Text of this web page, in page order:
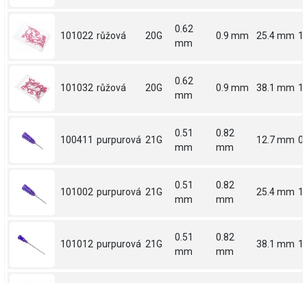
101022 růžová 20G
0.62
mm
0.9 mm 25.4 mm 1
101032 růžová 20G
0.62
mm
0.9 mm 38.1 mm
100411 purpurová 21G
0.51
mm
0.82
mm
12.7 mm
101002 purpurová 21G
0.51
mm
0.82
mm
25.4 mm 1
101012 purpurová 21G
0.51
mm
0.82
mm
38.1 mm